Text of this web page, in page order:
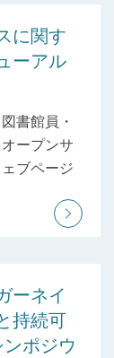
に関す
ーアル
書館員・
ープンサ
ブページ
ーネイ
持続可
ポジウ